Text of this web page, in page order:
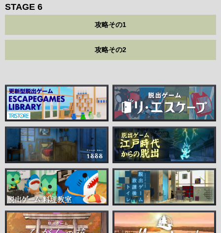
STAGE 6
攻略その1
攻略その2